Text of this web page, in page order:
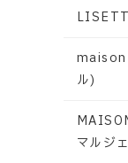
maison
ル)
マルジ